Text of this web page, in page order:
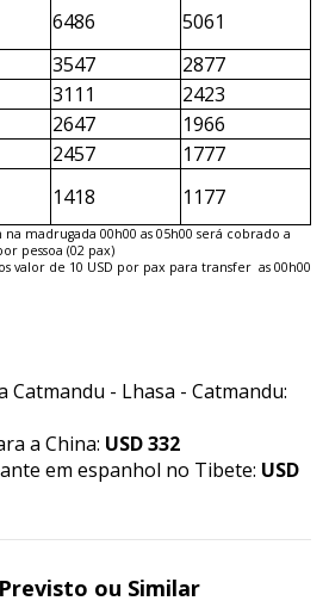
6486
5061
3547
2877
3111
2423
2647
1966
2457
1777
1418 1177
madrugada 00h00 as 05h00 será cobrado a
pessoa (02 pax)
valor de 10 USD por pax para transfer as 00h00
Catmandu - Lhasa - Catmandu:
a China: USD 332
em espanhol no Tibete: USD
ou Similar